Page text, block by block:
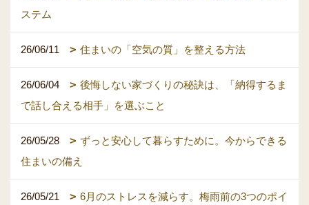
ステム
26/06/11 住まいの「空気の質」を整える方法
26/06/04
後悔しない家づくりの秘訣は、「納得するま
で話し合える相手」を選ぶこと
26/05/28
ずっと安心して暮らすために。今からできる
住まいの備え
26/05/21
6月のストレスを減らす。梅雨前の3つのポイ